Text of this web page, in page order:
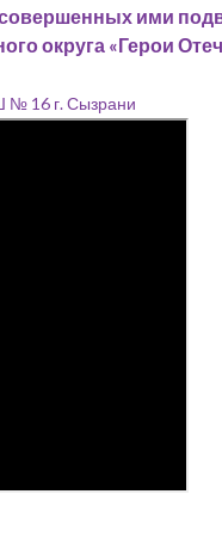
ими
округа «Герои
№ 16 г. Сызрани